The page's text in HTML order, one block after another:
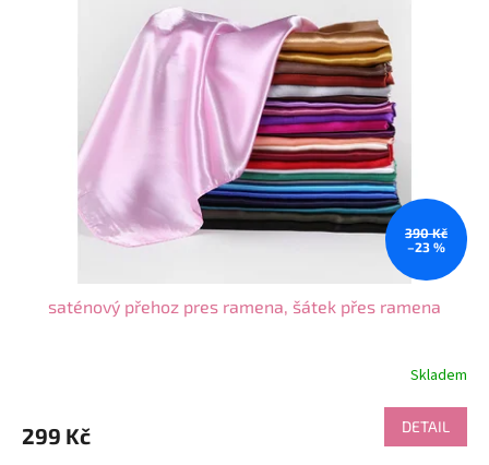
390 Kč
–23 %
saténový přehoz pres ramena, šátek přes ramena
Skladem
299 Kč DETAIL